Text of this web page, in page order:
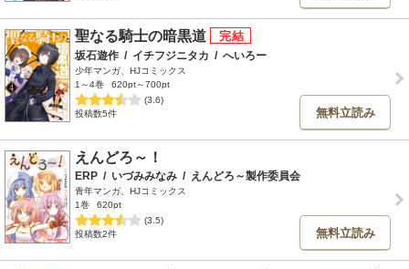
聖なる騎士の暗黒道
坂石遊作 / イチフジニタカ / へいろー
少年マンガ、HJコミックス
1～4巻
620pt～700pt
(3.6)
投稿数5件
無料立読み
えんどろ～！
ERP / いづみみなみ / えんどろ～製作委員会
青年マンガ、HJコミックス
1巻
620pt
(3.5)
投稿数2件
無料立読み